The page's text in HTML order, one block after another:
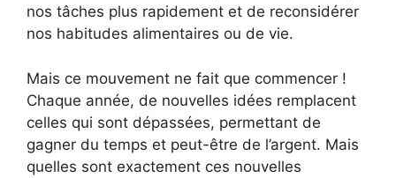
nos tâches plus rapidement et de reconsidérer
nos habitudes alimentaires ou de vie.
Mais ce mouvement ne fait que commencer !
Chaque année, de nouvelles idées remplacent
celles qui sont dépassées, permettant de
gagner du temps et peut-être de l’argent. Mais
quelles sont exactement ces nouvelles